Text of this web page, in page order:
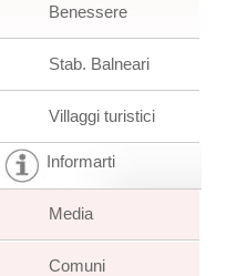
Benessere
Stab. Balneari
Villaggi turistici
Informarti
Media
Comuni